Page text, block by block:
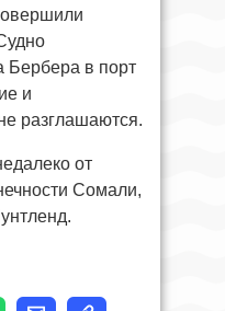
Бербера в порт
и
разглашаются.
от
Сомали,